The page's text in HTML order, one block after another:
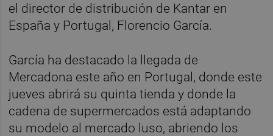
el director de distribución de Kantar en
España y Portugal, Florencio García.
García ha destacado la llegada de
Mercadona este año en Portugal, donde este
jueves abrirá su quinta tienda y donde la
cadena de supermercados está adaptando
su modelo al mercado luso, abriendo los